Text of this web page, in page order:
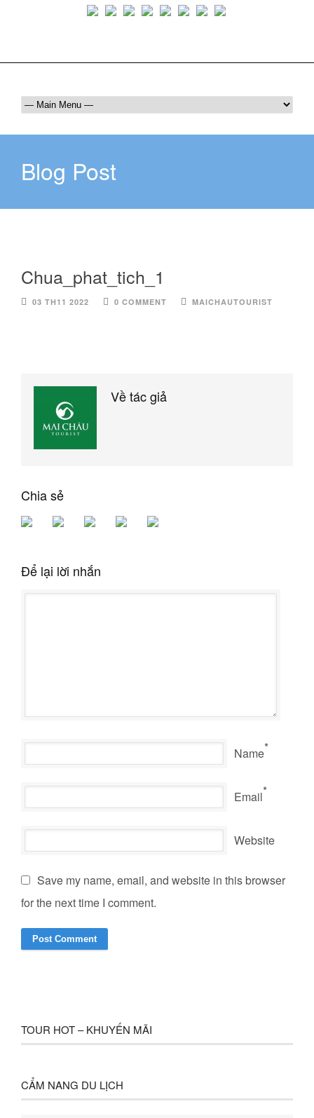
Blog Post
Chua_phat_tich_1
03 TH11 2022 0 COMMENT MAICHAUTOURIST
Về tác giả
Chia sẻ
Để lại lời nhắn
Name*
Email*
Website
Save my name, email, and website in this browser
for the next time I comment.
TOUR HOT – KHUYẾN MÃI
CẨM NANG DU LỊCH